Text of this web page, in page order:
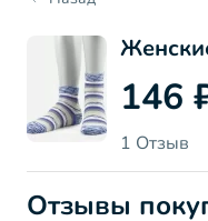
146
1 Отзыв
Отзывы